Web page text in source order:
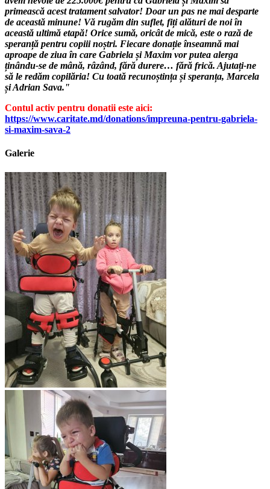
primească acest tratament salvator! Doar un pas ne mai desparte
de această minune! Vă rugăm din suflet, fiți alături de noi în
această ultimă etapă! Orice sumă, oricât de mică, este o rază de
speranță pentru copiii noștri. Fiecare donație înseamnă mai
aproape de ziua în care Gabriela și Maxim vor putea alerga
ținându-se de mână, râzând, fără durere… fără frică. Ajutați-ne
să le redăm copilăria! Cu toată recunoștința și speranța, Marcela
și Adrian Sava."
Contul activ pentru donatii este aici:
https://www.caritate.md/donations/impreuna-pentru-gabriela-
si-maxim-sava-2
Galerie